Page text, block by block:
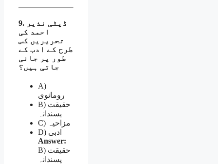
9. ڈپٹی نذیر
احمد کی
تحریریں کس
طرح کے ادب کے
طور پر جانی
جاتی ہیں؟
A)
رومانوی
B) حقیقت
پسندانہ
C) مزاحیہ
D) ادبی
Answer:
B) حقیقت
پسندانہ